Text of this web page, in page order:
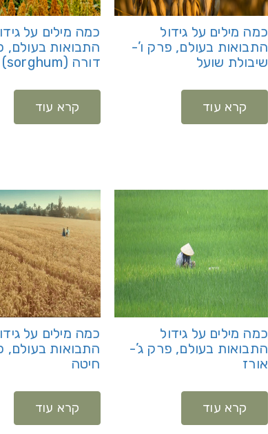
כמה מילים על גידול
התבואות בעולם, פרק ו’-
שיבולת שועל
קרא עוד
כמה מילים על
התבואות בעולם,
דורה (sorghum)
קרא עוד
כמה מילים על גידול
התבואות בעולם, פרק ג’-
אורז
קרא עוד
כמה מילים על
התבואות בעולם,
חיטה
קרא עוד